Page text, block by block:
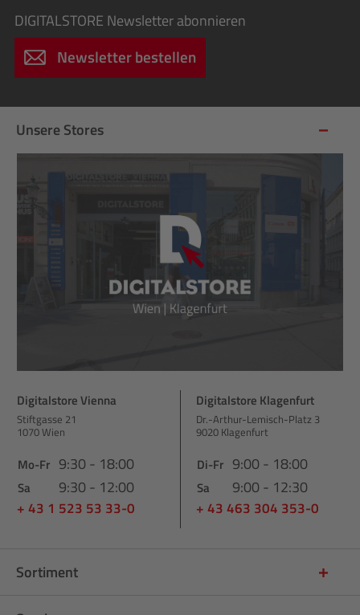
DIGITALSTORE Newsletter abonnieren
Newsletter bestellen
Unsere Stores
Digitalstore Vienna
Stiftgasse 21
1070 Wien
Mo-Fr 9:30 - 18:00
Sa 9:30 - 12:00
+ 43 1 523 53 33-0
Digitalstore Klagenfurt
Dr.-Arthur-Lemisch-Platz 3
9020 Klagenfurt
Di-Fr 9:00 - 18:00
Sa 9:00 - 12:30
+ 43 463 304 353-0
Sortiment